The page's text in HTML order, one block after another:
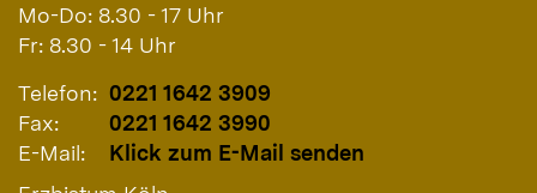
Mo-Do: 8.30 - 17 Uhr
Fr: 8.30 - 14 Uhr
Telefon: 0221 1642 3909
Fax:
0221 1642 3990
E-Mail:
Klick zum E-Mail senden